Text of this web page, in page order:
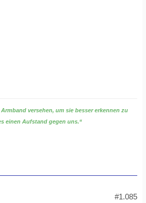
versehen, um sie besser erkennen zu
einen Aufstand gegen uns.“
#1.085